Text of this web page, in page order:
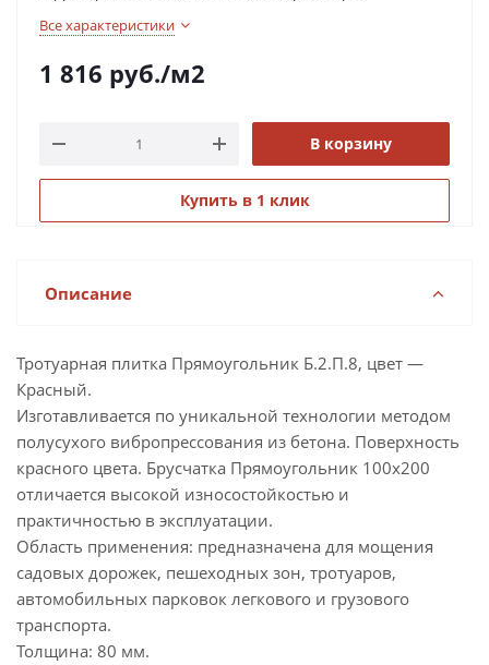
Все характеристики
1 816 руб./м2
В корзину
Купить в 1 клик
Описание
Тротуарная плитка Прямоугольник Б.2.П.8, цвет —
Красный.
Изготавливается по уникальной технологии методом
полусухого вибропрессования из бетона. Поверхность
красного цвета. Брусчатка Прямоугольник 100х200
отличается высокой износостойкостью и
практичностью в эксплуатации.
Область применения: предназначена для мощения
садовых дорожек, пешеходных зон, тротуаров,
автомобильных парковок легкового и грузового
транспорта.
Толщина: 80 мм.